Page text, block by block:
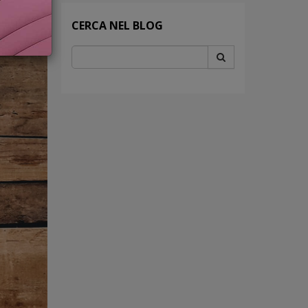
CERCA NEL BLOG